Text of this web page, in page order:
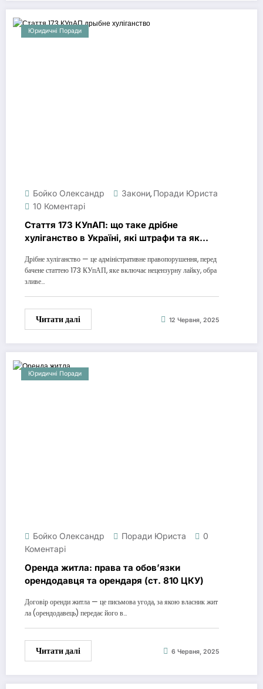
Юридичні Поради
Бойко Олександр Закони, Поради Юриста
10 Коментарі
Стаття 173 КУпАП: що таке дрібне
хуліганство в Україні, які штрафи та як
Дрібне хуліганство — це адміністративне правопорушення, перед
бачене статтею 173 КУпАП, яке включає нецензурну лайку, обра
зливе…
Читати далі 12 Червня, 2025
Юридичні Поради
Бойко Олександр Поради Юриста
0
Коментарі
Оренда житла: права та обов’язки
орендодавця та орендаря (ст. 810 ЦКУ)
Договір оренди житла — це письмова угода, за якою власник жит
ла (орендодавець) передає його в…
Читати далі 6 Червня, 2025